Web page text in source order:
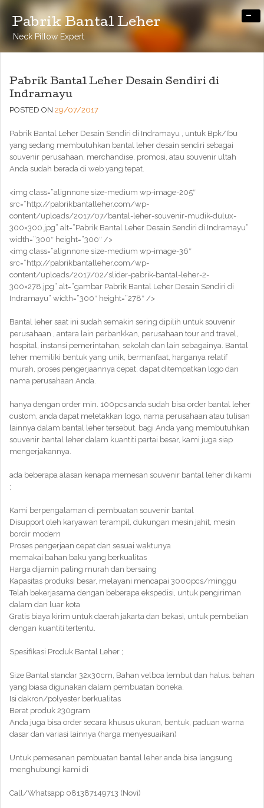
Pabrik Bantal Leher
Neck Pillow Expert
-
Pabrik Bantal Leher Desain Sendiri di
Indramayu
POSTED ON 29/07/2017
Pabrik Bantal Leher Desain Sendiri di Indramayu , untuk Bpk/Ibu
yang sedang membutuhkan bantal leher desain sendiri sebagai
souvenir perusahaan, merchandise, promosi, atau souvenir ultah
Anda sudah berada di web yang tepat.
<img class=”alignnone size-medium wp-image-205″
src=”http://pabrikbantalleher.com/wp-
content/uploads/2017/07/bantal-leher-souvenir-mudik-dulux-
300×300.jpg” alt=”Pabrik Bantal Leher Desain Sendiri di Indramayu”
width=”300″ height=”300″ />
<img class=”alignnone size-medium wp-image-36″
src=”http://pabrikbantalleher.com/wp-
content/uploads/2017/02/slider-pabrik-bantal-leher-2-
300×278.jpg” alt=”gambar Pabrik Bantal Leher Desain Sendiri di
Indramayu” width=”300″ height=”278″ />
Bantal leher saat ini sudah semakin sering dipilih untuk souvenir
perusahaan , antara lain perbankkan, perusahaan tour and travel,
hospital, instansi pemerintahan, sekolah dan lain sebagainya. Bantal
leher memiliki bentuk yang unik, bermanfaat, harganya relatif
murah, proses pengerjaannya cepat, dapat ditempatkan logo dan
nama perusahaan Anda.
hanya dengan order min. 100pcs anda sudah bisa order bantal leher
custom, anda dapat meletakkan logo, nama perusahaan atau tulisan
lainnya dalam bantal leher tersebut. bagi Anda yang membutuhkan
souvenir bantal leher dalam kuantiti partai besar, kami juga siap
mengerjakannya.
ada beberapa alasan kenapa memesan souvenir bantal leher di kami
;
Kami berpengalaman di pembuatan souvenir bantal
Disupport oleh karyawan terampil, dukungan mesin jahit, mesin
bordir modern
Proses pengerjaan cepat dan sesuai waktunya
memakai bahan baku yang berkualitas
Harga dijamin paling murah dan bersaing
Kapasitas produksi besar, melayani mencapai 3000pcs/minggu
Telah bekerjasama dengan beberapa ekspedisi, untuk pengiriman
dalam dan luar kota
Gratis biaya kirim untuk daerah jakarta dan bekasi, untuk pembelian
dengan kuantiti tertentu.
Spesifikasi Produk Bantal Leher ;
Size Bantal standar 32x30cm, Bahan velboa lembut dan halus. bahan
yang biasa digunakan dalam pembuatan boneka.
Isi dakron/polyester berkualitas
Berat produk 230gram
Anda juga bisa order secara khusus ukuran, bentuk, paduan warna
dasar dan variasi lainnya (harga menyesuaikan)
Untuk pemesanan pembuatan bantal leher anda bisa langsung
menghubungi kami di
Call/Whatsapp 081387149713 (Novi)